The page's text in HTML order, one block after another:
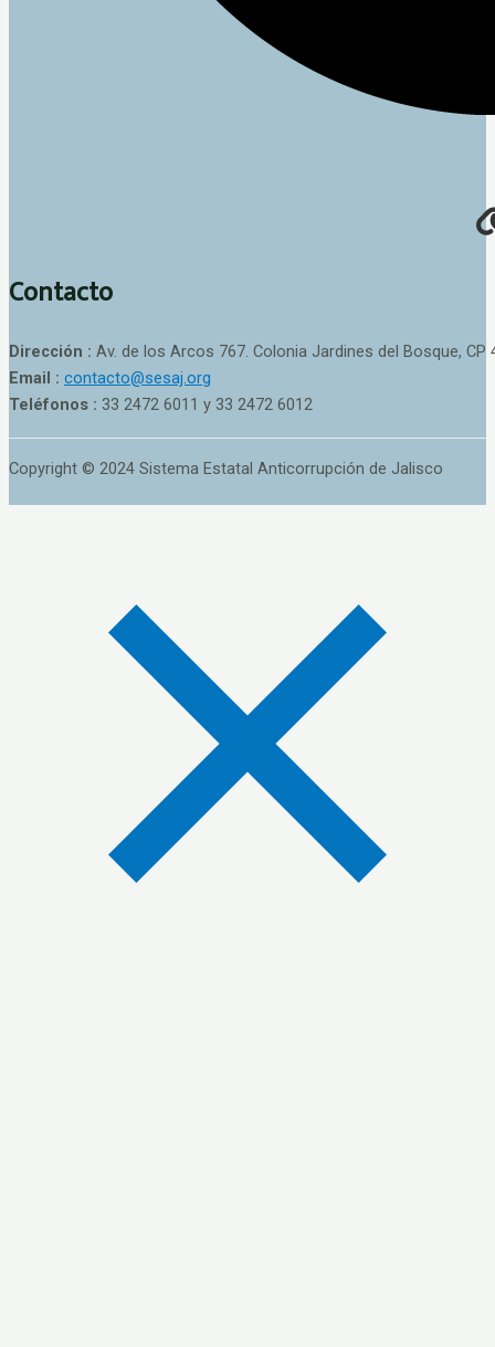
Contacto
Dirección : Av. de los Arcos 767. Colonia Jardines del Bosque, CP
Email : contacto@sesaj.org
Teléfonos : 33 2472 6011 y 33 2472 6012
Copyright © 2024 Sistema Estatal Anticorrupción de Jalisco